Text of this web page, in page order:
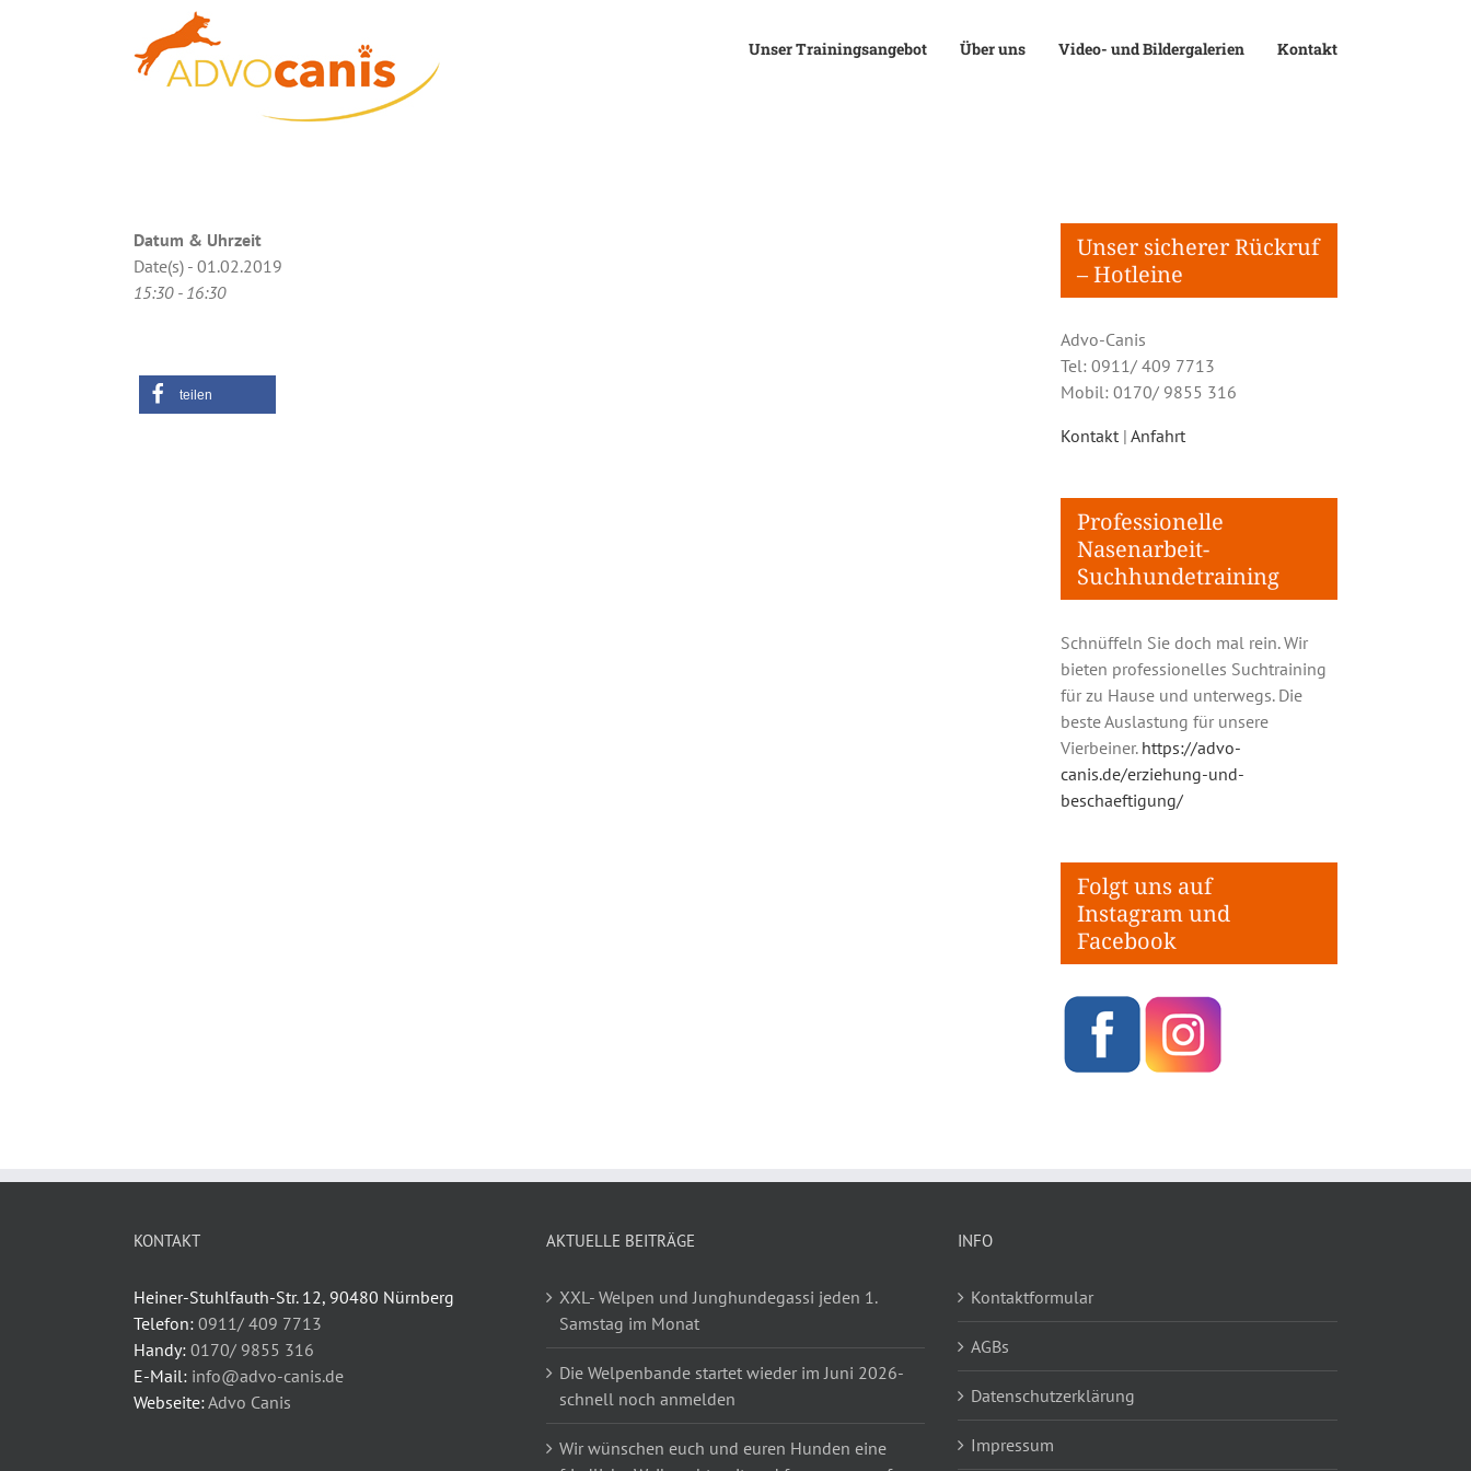
Unser Trainingsangebot Über uns Video- und Bildergalerien Kontakt
Datum & Uhrzeit
Date(s) - 01.02.2019
15:30 - 16:30
teilen
Unser sicherer Rückruf
– Hotleine
Advo-Canis
Tel: 0911/ 409 7713
Mobil: 0170/ 9855 316
Kontakt | Anfahrt
Professionelle
Nasenarbeit-
Suchhundetraining
Schnüffeln Sie doch mal rein. Wir
bieten professionelles Suchtraining
für zu Hause und unterwegs. Die
beste Auslastung für unsere
Vierbeiner. https://advo-
canis.de/erziehung-und-
beschaeftigung/
Folgt uns auf
Instagram und
Facebook
KONTAKT
Heiner-Stuhlfauth-Str. 12, 90480 Nürnberg
Telefon: 0911/ 409 7713
Handy: 0170/ 9855 316
E-Mail: info@advo-canis.de
Webseite:Advo Canis
AKTUELLE BEITRÄGE
XXL- Welpen und Junghundegassi jeden 1.
Samstag im Monat
Die Welpenbande startet wieder im Juni 2026-
schnell noch anmelden
Wir wünschen euch und euren Hunden eine
INFO
Kontaktformular
AGBs
Datenschutzerklärung
Impressum